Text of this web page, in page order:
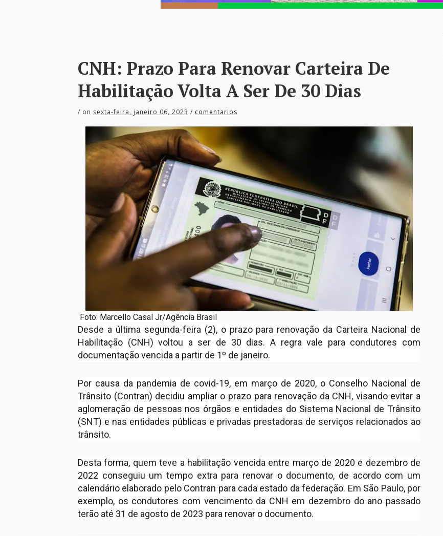
CNH: Prazo Para Renovar Carteira De
Habilitação Volta A Ser De 30 Dias
/ on sexta-feira, janeiro 06, 2023 / comentarios
Foto: Marcello Casal Jr/Agência Brasil
Desde a última segunda-feira (2), o prazo para renovação da Carteira Nacional de
Habilitação (CNH) voltou a ser de 30 dias. A regra vale para condutores com
documentação vencida a partir de 1º de janeiro.
Por causa da pandemia de covid-19, em março de 2020, o Conselho Nacional de
Trânsito (Contran) decidiu ampliar o prazo para renovação da CNH, visando evitar a
aglomeração de pessoas nos órgãos e entidades do Sistema Nacional de Trânsito
(SNT) e nas entidades públicas e privadas prestadoras de serviços relacionados ao
trânsito.
Desta forma, quem teve a habilitação vencida entre março de 2020 e dezembro de
2022 conseguiu um tempo extra para renovar o documento, de acordo com um
calendário elaborado pelo Contran para cada estado da federação. Em São Paulo, por
exemplo, os condutores com vencimento da CNH em dezembro do ano passado
terão até 31 de agosto de 2023 para renovar o documento.